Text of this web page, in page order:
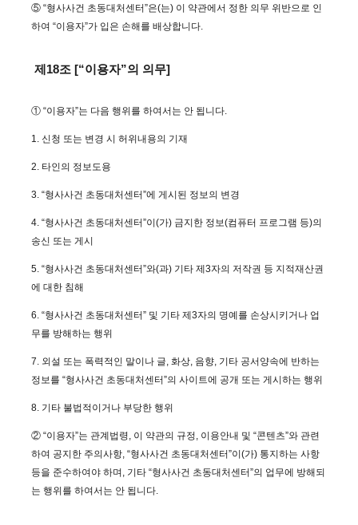
⑤ “형사사건 초동대처센터”은(는) 이 약관에서 정한 의무 위반으로 인
하여 “이용자”가 입은 손해를 배상합니다.
제18조 [“이용자”의 의무]
① “이용자”는 다음 행위를 하여서는 안 됩니다.
1. 신청 또는 변경 시 허위내용의 기재
2. 타인의 정보도용
3. “형사사건 초동대처센터”에 게시된 정보의 변경
4. “형사사건 초동대처센터”이(가) 금지한 정보(컴퓨터 프로그램 등)의
송신 또는 게시
5. “형사사건 초동대처센터”와(과) 기타 제3자의 저작권 등 지적재산권
에 대한 침해
6. “형사사건 초동대처센터” 및 기타 제3자의 명예를 손상시키거나 업
무를 방해하는 행위
7. 외설 또는 폭력적인 말이나 글, 화상, 음향, 기타 공서양속에 반하는
정보를 “형사사건 초동대처센터”의 사이트에 공개 또는 게시하는 행위
8. 기타 불법적이거나 부당한 행위
② “이용자”는 관계법령, 이 약관의 규정, 이용안내 및 “콘텐츠”와 관련
하여 공지한 주의사항, “형사사건 초동대처센터”이(가) 통지하는 사항
등을 준수하여야 하며, 기타 “형사사건 초동대처센터”의 업무에 방해되
는 행위를 하여서는 안 됩니다.